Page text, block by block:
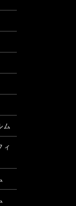
ム
ィ